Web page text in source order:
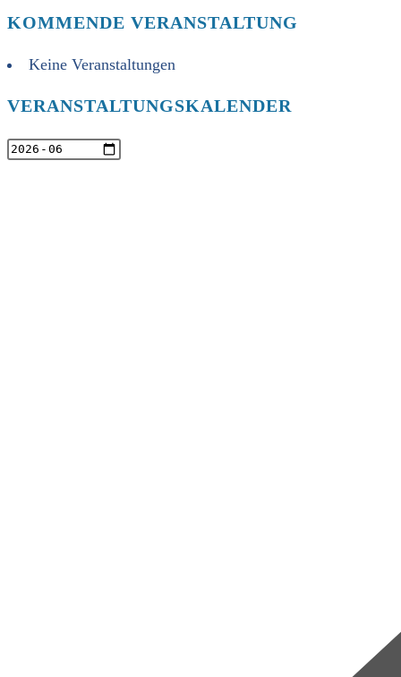
KOMMENDE VERANSTALTUNG
Keine Veranstaltungen
VERANSTALTUNGSKALENDER